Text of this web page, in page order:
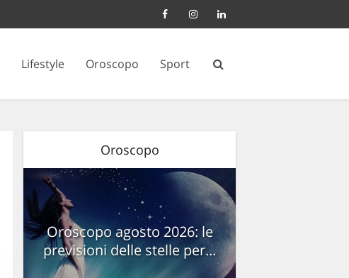
Lifestyle Oroscopo Sport
Oroscopo
Oroscopo agosto 2026: le
previsioni delle stelle per...